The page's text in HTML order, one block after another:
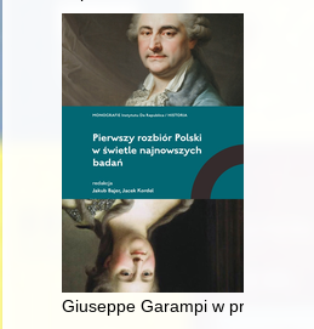
Giuseppe Garampi w